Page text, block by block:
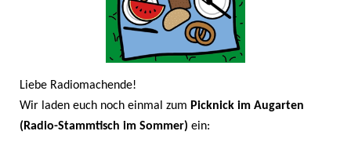
Liebe Radiomachende!
Wir laden euch noch einmal zum Picknick im Augarten
( Radio-Stammtisch im Sommer) ein: